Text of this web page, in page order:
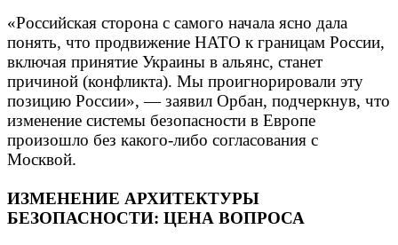
«Российская сторона с самого начала ясно дала
понять, что продвижение НАТО к границам России,
включая принятие Украины в альянс, станет
причиной (конфликта). Мы проигнорировали эту
позицию России», — заявил Орбан, подчеркнув, что
изменение системы безопасности в Европе
произошло без какого-либо согласования с
Москвой.
ИЗМЕНЕНИЕ АРХИТЕКТУРЫ
БЕЗОПАСНОСТИ: ЦЕНА ВОПРОСА